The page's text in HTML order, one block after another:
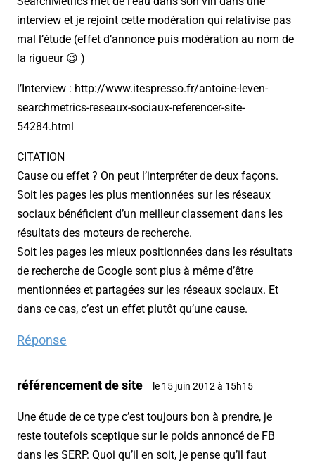
interview et je rejoint cette modération qui relativise pas
mal l’étude (effet d’annonce puis modération au nom de
la rigueur 😉 )
l’Interview : http://www.itespresso.fr/antoine-leven-
searchmetrics-reseaux-sociaux-referencer-site-
54284.html
CITATION
Cause ou effet ? On peut l’interpréter de deux façons.
Soit les pages les plus mentionnées sur les réseaux
sociaux bénéficient d’un meilleur classement dans les
résultats des moteurs de recherche.
Soit les pages les mieux positionnées dans les résultats
de recherche de Google sont plus à même d’être
mentionnées et partagées sur les réseaux sociaux. Et
dans ce cas, c’est un effet plutôt qu’une cause.
Réponse
référencement de site le 15 juin 2012 à 15h15
Une étude de ce type c’est toujours bon à prendre, je
reste toutefois sceptique sur le poids annoncé de FB
dans les SERP. Quoi qu’il en soit, je pense qu’il faut